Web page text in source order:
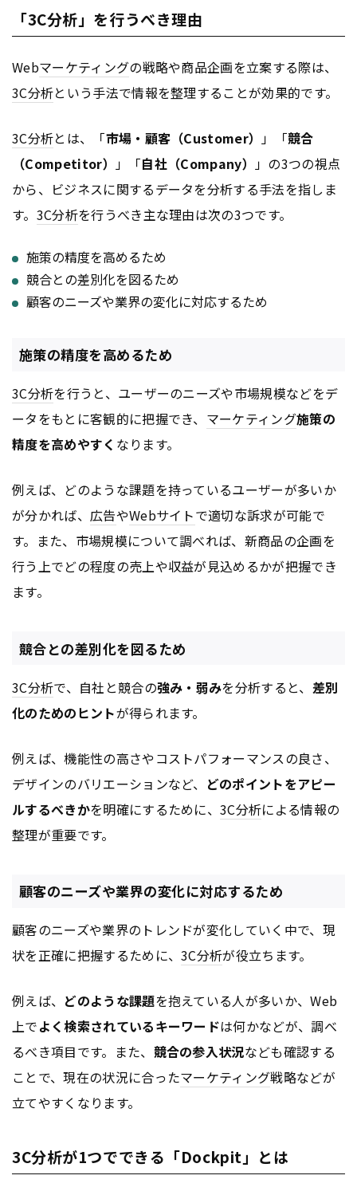
「3C分析」を行うべき理由
Webマーケティングの戦略や商品企画を立案する際は、
3C分析という手法で情報を整理することが効果的です。
3C分析とは、「市場・顧客（Customer） 」「競合
（Competitor） 」「自社（Company） 」の3つの視点
から、ビジネスに関するデータを分析する手法を指しま
す。 3C分析を行うべき主な理由は次の3つです。
施策の精度を高めるため
競合との差別化を図るため
顧客のニーズや業界の変化に対応するため
施策の精度を高めるため
3C分析を行うと、ユーザーのニーズや市場規模などをデ
ータをもとに客観的に把握でき、 マーケティング施策の
精度を高めやすく なります。
例えば、どのような課題を持っているユーザーが多いか
が分かれば、 広告やWebサイトで適切な訴求が可能で
す。また、市場規模について調べれば、新商品の企画を
行う上でどの程度の売上や収益が見込めるかが把握でき
ます。
競合との差別化を図るため
3C分析で、自社と競合の強み・弱みを分析すると、 差別
化のためのヒントが得られます。
例えば、機能性の高さやコストパフォーマンスの良さ、
デザインのバリエーションなど、 どのポイントをアピー
ルするべきかを明確にするために、3C分析による情報の
整理が重要です。
顧客のニーズや業界の変化に対応するため
顧客のニーズや業界のトレンドが変化していく中で、現
状を正確に把握するために、3C分析が役立ちます。
例えば、 どのような課題を抱えている人が多いか、Web
上でよく検索されているキーワードは何かなどが、調べ
るべき項目です。また、 競合の参入状況なども確認する
ことで、現在の状況に合ったマーケティング戦略などが
立てやすくなります。
3C分析が1つでできる「Dockpit」とは